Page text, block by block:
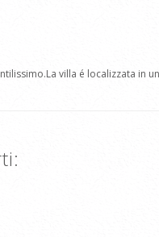
villa é localizzata in